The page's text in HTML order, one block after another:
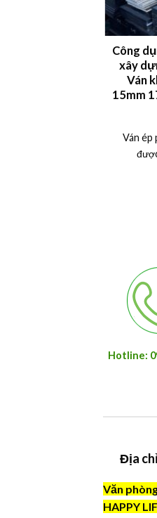
Công
xây
Ván
15mm
Ván ép
Hotline:
Địa
Văn
HAPPY